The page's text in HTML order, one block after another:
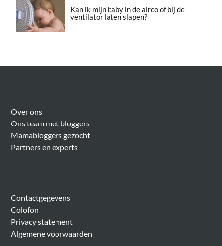
Kan ik mijn baby in de airco of bij de
ventilator laten slapen?
Over ons
Ons team met bloggers
Mamabloggers gezocht
Partners en experts
Contactgegevens
Colofon
Privacy statement
Algemene voorwaarden